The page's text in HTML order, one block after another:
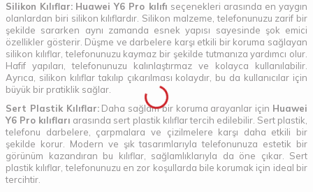
Silikon Kılıflar: Huawei Y6 Pro kılıfı seçenekleri arasında en yaygın
olanlardan biri silikon kılıflardır. Silikon malzeme, telefonunuzu zarif bir
şekilde sararken aynı zamanda esnek yapısı sayesinde şok emici
özellikler gösterir. Düşme ve darbelere karşı etkili bir koruma sağlayan
silikon kılıflar, telefonunuzu kaymaz bir şekilde tutmanıza yardımcı olur.
Hafif yapıları, telefonunuzu kalınlaştırmaz ve kolayca kullanılabilir.
Ayrıca, silikon kılıflar takılıp çıkarılması kolaydır, bu da kullanıcılar için
büyük bir pratiklik sağlar.
Sert Plastik Kılıflar:Daha sağlam bir koruma arayanlar için Huawei
Y6 Pro kılıfları arasında sert plastik kılıflar tercih edilebilir. Sert plastik,
telefonu darbelere, çarpmalara ve çizilmelere karşı daha etkili bir
şekilde korur. Modern ve şık tasarımlarıyla telefonunuza estetik bir
görünüm kazandıran bu kılıflar, sağlamlıklarıyla da öne çıkar. Sert
plastik kılıflar, telefonunuzu en zor koşullarda bile korumak için ideal bir
tercihtir.